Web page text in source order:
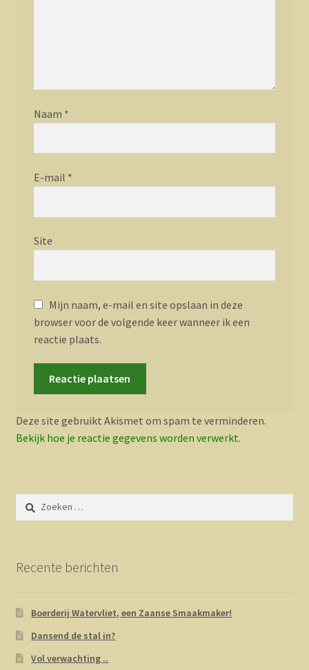
Naam *
E-mail *
Site
Mijn naam, e-mail en site opslaan in deze
browser voor de volgende keer wanneer ik een
reactie plaats.
Deze site gebruikt Akismet om spam te verminderen.
Bekijk hoe je reactie gegevens worden verwerkt.
Zoeken
naar:
Recente berichten
Boerderij Watervliet, een Zaanse Smaakmaker!
Dansend de stal in?
Vol verwachting ..